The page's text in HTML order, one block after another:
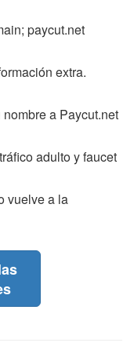
paycut.net
extra.
a Paycut.net
adulto y faucet
vuelve a la